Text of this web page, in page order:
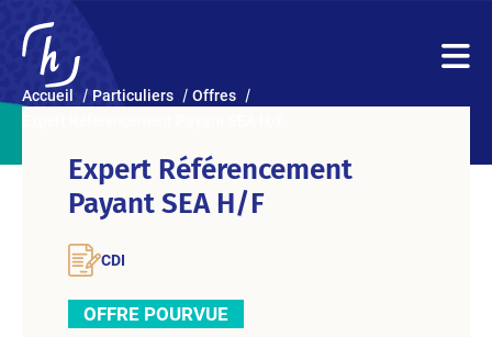
Accueil Particuliers
Offres
Expert Référencement
Payant SEA H/F
CDI
OFFRE POURVUE